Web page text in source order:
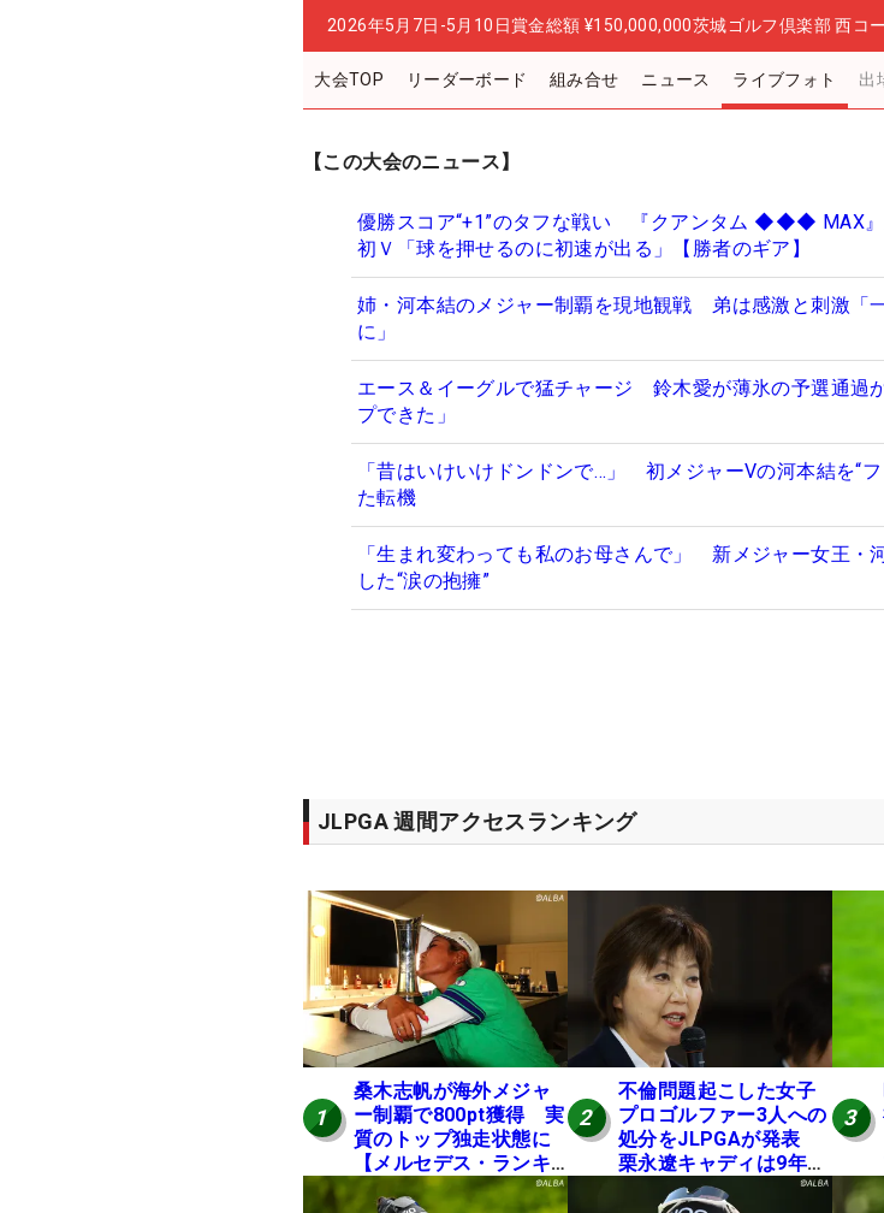
2026年5月7日-5月10日賞金総額 ¥150,000,000茨城ゴルフ倶楽部 西コ
大会TOP リーダーボード 組み合せ ニュース ライブフォト 出
【この大会のニュース】
優勝スコア“+1”のタフな戦い 『クアンタム ◆◆◆ MAX』
初Ｖ「球を押せるのに初速が出る」【勝者のギア】
姉・河本結のメジャー制覇を現地観戦 弟は感激と刺激「
に」
エース＆イーグルで猛チャージ 鈴木愛が薄氷の予選通過
プできた」
「昔はいけいけドンドンで…」 初メジャーVの河本結を“フ
た転機
「生まれ変わっても私のお母さんで」 新メジャー女王・
した“涙の抱擁”
JLPGA 週間アクセスランキング
1
桑木志帆が海外メジャ
ー制覇で800pt獲得 実
質のトップ独走状態に
【メルセデス・ランキ
ング番外編】
2
不倫問題起こした女子
プロゴルファー3人への
処分をJLPGAが発表
栗永遼キャディは9年間
の立ち入り禁止
3